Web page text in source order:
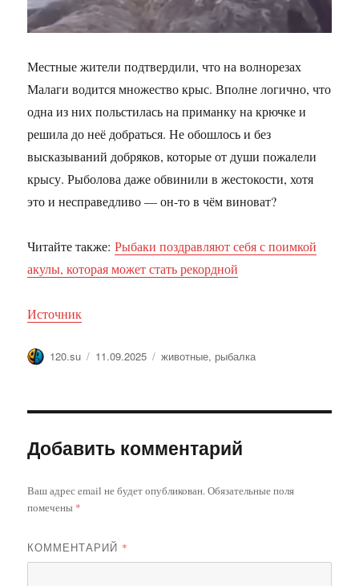
Местные жители подтвердили, что на волнорезах
Малаги водится множество крыс. Вполне логично, что
одна из них польстилась на приманку на крючке и
решила до неё добраться. Не обошлось и без
высказываний добряков, которые от души пожалели
крысу. Рыболова даже обвинили в жестокости, хотя
это и несправедливо — он-то в чём виноват?
Читайте также:Рыбаки поздравляют себя с поимкой
акулы, которая может стать рекордной
Источник
Автор
120.su Опубликовано
11.09.2025 Метки
животные, рыбалка
Добавить комментарий
Ваш адрес email не будет опубликован.Обязательные поля
помечены *
КОММЕНТАРИЙ *